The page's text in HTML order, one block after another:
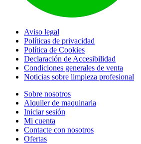
Aviso legal
Políticas de privacidad
Política de Cookies
Declaración de Accesibilidad
Condiciones generales de venta
Noticias sobre limpieza profesional
Sobre nosotros
Alquiler de maquinaria
Iniciar sesión
Mi cuenta
Contacte con nosotros
Ofertas